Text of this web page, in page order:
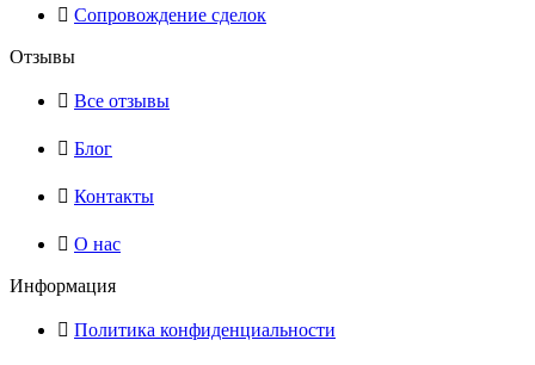
Сопровождение сделок
Отзывы
Все отзывы
Блог
Контакты
О нас
Информация
Политика конфиденциальности